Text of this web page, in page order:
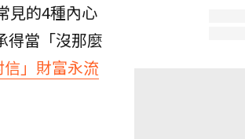
見的4種內心
得當「沒那麼
信」財富永流